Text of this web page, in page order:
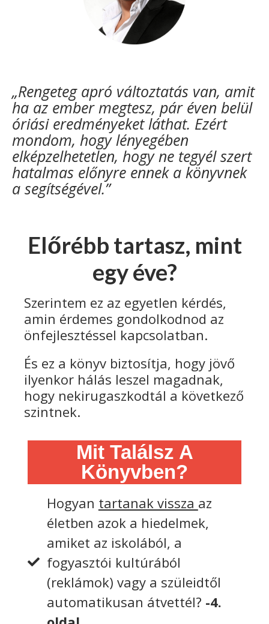
„Rengeteg apró változtatás van, amit
ha az ember megtesz, pár éven belül
óriási eredményeket láthat. Ezért
mondom, hogy lényegében
elképzelhetetlen, hogy ne tegyél szert
hatalmas előnyre ennek a könyvnek
a segítségével.”
Előrébb tartasz, mint
egy éve?
Szerintem ez az egyetlen kérdés,
amin érdemes gondolkodnod az
önfejlesztéssel kapcsolatban.
És ez a könyv biztosítja, hogy jövő
ilyenkor hálás leszel magadnak,
hogy nekirugaszkodtál a következő
szintnek.
Mit Találsz A
Könyvben?
Hogyan tartanak vissza az
életben azok a hiedelmek,
amiket az iskolából, a
fogyasztói kultúrából
(reklámok) vagy a szüleidtől
automatikusan átvettél? -4.